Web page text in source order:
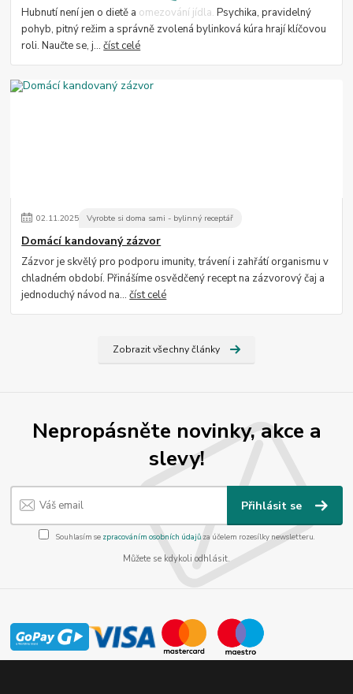
Hubnutí není jen o dietě a omezování jídla. Psychika, pravidelný
pohyb, pitný režim a správně zvolená bylinková kúra hrají klíčovou
roli. Naučte se, j...číst celé
02.11.2025 Vyrobte si doma sami - bylinný receptář
Domácí kandovaný zázvor
Zázvor je skvělý pro podporu imunity, trávení i zahřátí organismu v
chladném období. Přinášíme osvědčený recept na zázvorový čaj a
jednoduchý návod na...číst celé
Zobrazit všechny články
Nepropásněte novinky, akce a
slevy!
Přihlásit se
Souhlasím se zpracováním osobních údajůza účelem rozesílky newsletteru.
Můžete se kdykoli odhlásit.